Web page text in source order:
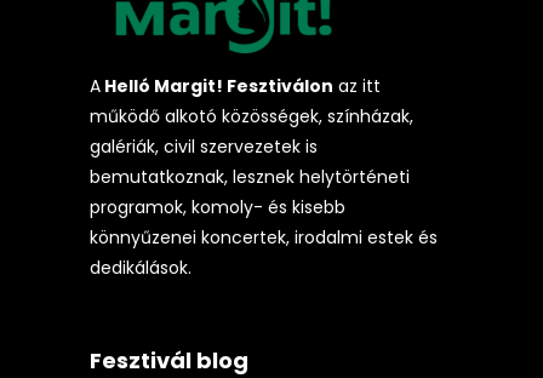
A Helló Margit! Fesztiválon az itt
működő alkotó közösségek, színházak,
galériák, civil szervezetek is
bemutatkoznak, lesznek helytörténeti
programok, komoly- és kisebb
könnyűzenei koncertek, irodalmi estek és
dedikálások.
Fesztivál blog